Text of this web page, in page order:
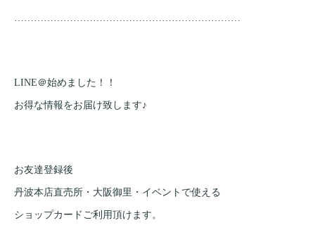
……………………………………………………………
LINE＠始めました！！
お得な情報をお届け致します♪
お友達登録後
丹波本店直売所・大阪御里・イベントで使える
ショップカードご利用頂けます。